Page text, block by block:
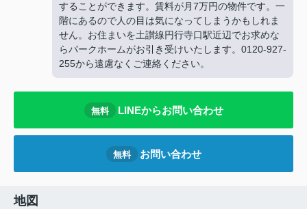
することができます。賃料が月7万円の物件です。一
階にあるので人の目は気になってしまうかもしれま
せん。お住まいを土讃線円行寺口駅近辺でお求めな
らパークホームがお引き受けいたします。0120-927-
255から遠慮なくご連絡ください。
無料 LINEからお問い合わせ
無料 お問い合わせ
地図